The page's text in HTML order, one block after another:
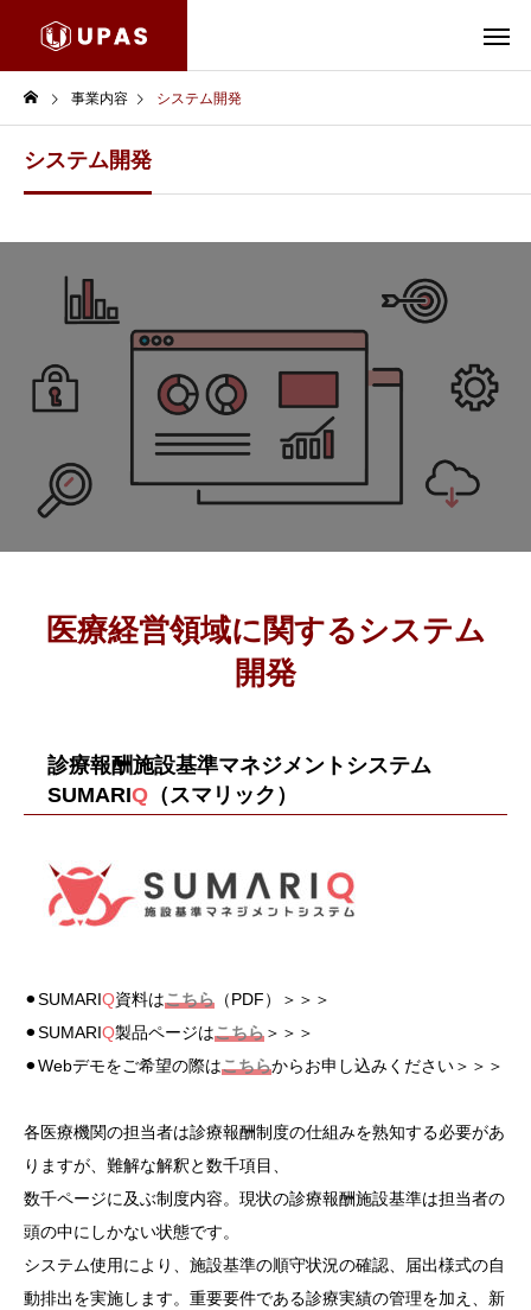
事業内容 システム開発
システム開発
医療経営領域に関するシステム
開発
診療報酬施設基準マネジメントシステム
SUMARIQ （スマリック）
⚫︎SUMARIQ資料はこちら （PDF）＞＞＞
⚫︎SUMARIQ製品ページはこちら＞＞＞
⚫︎Webデモをご希望の際はこちらからお申し込みください＞＞＞
各医療機関の担当者は診療報酬制度の仕組みを熟知する必要があ
りますが、難解な解釈と数千項目、
数千ページに及ぶ制度内容。現状の診療報酬施設基準は担当者の
頭の中にしかない状態です。
システム使用により、施設基準の順守状況の確認、届出様式の自
動排出を実施します。重要要件である診療実績の管理を加え、新